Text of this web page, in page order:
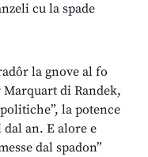
cu la spade
la gnove al fo
di Randek,
la potence
an. E alore e
dal spadon”